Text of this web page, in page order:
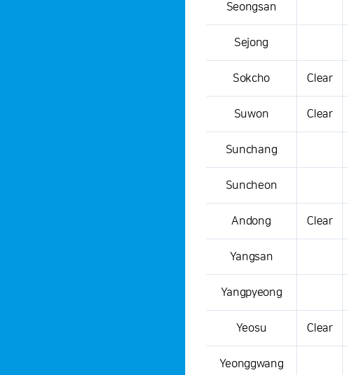
Seongsan
Sejong
Sokcho Clear
Suwon Clear
Sunchang
Suncheon
Andong Clear
Yangsan
Yangpyeong
Yeosu Clear
Yeonggwang